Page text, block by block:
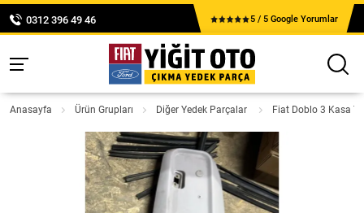
0312 396 49 46 5 / 5 Google Yorumlar
Anasayfa Ürün Grupları Diğer Yedek Parçalar Fiat Doblo 3 Kasa